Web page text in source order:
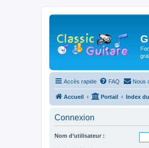
Accès rapide FAQ Nous
Accueil Portail Index
Connexion
Nom d’utilisateur :